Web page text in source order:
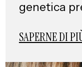
genetica
SAPERNE DI